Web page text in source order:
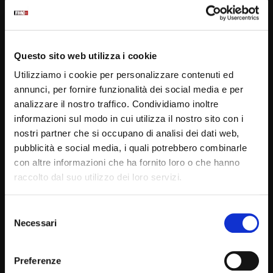
Questo sito web utilizza i cookie
Utilizziamo i cookie per personalizzare contenuti ed
annunci, per fornire funzionalità dei social media e per
analizzare il nostro traffico. Condividiamo inoltre
informazioni sul modo in cui utilizza il nostro sito con i
nostri partner che si occupano di analisi dei dati web,
pubblicità e social media, i quali potrebbero combinarle
con altre informazioni che ha fornito loro o che hanno
raccolto dal suo utilizzo dei loro servizi.
delNecessari
Preferenze
03:55
I frati di Padre Pio in preghiera per l’emergenza
coronavirus
20/03/2020
0
10.4K 292 0